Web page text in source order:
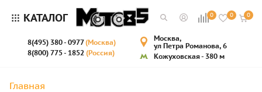
КАТАЛОГ 0 0 0
8(495) 380 - 0977(Москва)
8(800) 775 - 1852 (Россия)
Москва,
ул Петра Романова, 6
Кожуховская - 380 м
Главная